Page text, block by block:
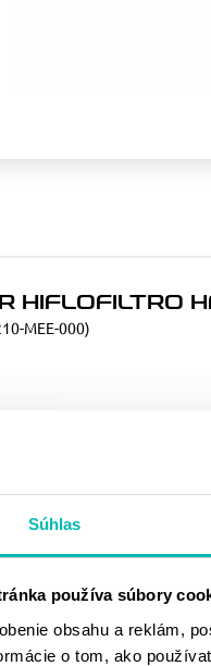
Súhlas
používa súbory
obsahu a reklám,
o tom, ako
HIFLOFILTRO
MEE-000)